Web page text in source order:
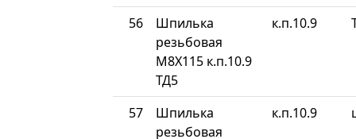
56
Шпилька
резьбовая
М8Х115 к.п.10.9
ТД5
к.п.10.9
57
Шпилька
резьбовая
к.п.10.9